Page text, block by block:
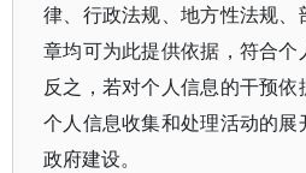
律、行政法规、地方性法规
章均可为此提供依据，符合个
反之，若对个人信息的干预
个人信息收集和处理活动的
政府建设。